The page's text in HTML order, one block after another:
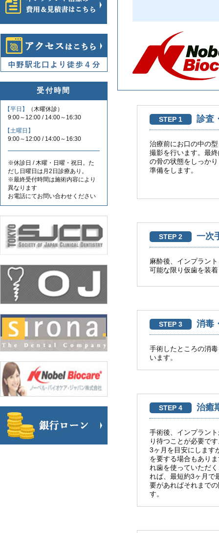
受付時間
【平日】
（木曜休診）
9:00～12:00 / 14:00～16:30
【土曜日】
9:00～12:00 / 14:00～16:30
※休診日 / 木曜・日曜・祝日。た
だし日曜日は月2日診療あり。
※最終受付時間は施術内容により
異なります
お電話にてお問い合わせください
STEP 1 診査
治療前にお口の中の
撮影を行います。最
の骨の状態をしっか
準備をします。
STEP 2 一次
麻酔後、インプラン
可能な限り仮歯を装
STEP 3 消毒
手術したところの消
います。
STEP 4 治癒
手術後、インプラン
り待つことが必要で
3ヶ月を目安にします
を要する場合もあり
れ歯を使っていただ
れば、最短約3ヶ月で
要があればそれまで
す。